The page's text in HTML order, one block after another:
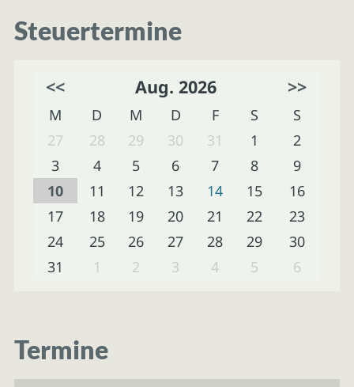
Steuertermine
<< Aug. 2026 >>
M D M D F S
S
27
28 29 30 31 1
2
3
4 5 6 7 8
9
10
11 12 13 14 15
16
17
18 19 20 21 22
23
24
25 26 27 28 29
30
31
1 2 3 4 5 6
Termine